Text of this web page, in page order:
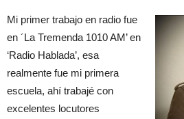
Mi primer trabajo en radio fue
en ´La Tremenda 1010 AM’ en
‘Radio Hablada’, esa
realmente fue mi primera
escuela, ahí trabajé con
excelentes locutores